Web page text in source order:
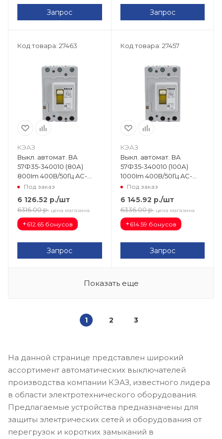
Запрос Запрос
Код товара: 27463
КЭАЗ
Выкл. автомат. ВА
57Ф35-340010 (80А)
800Im 400В/50Гц AC-
УХЛ3 109344
Под заказ
6 126.52 р./шт
6316.00 р. цена магазина
+612.65 бонусов
Запрос
Код товара: 27457
КЭАЗ
Выкл. автомат. ВА
57Ф35-340010 (100А)
1000Im 400В/50Гц AC-
УХЛ3 109286
Под заказ
6 145.92 р./шт
6336.00 р. цена магазина
+614.59 бонусов
Запрос
Показать еще
1 2 3
На данной странице представлен широкий
ассортимент автоматических выключателей
производства компании КЭАЗ, известного лидера
в области электротехнического оборудования.
Предлагаемые устройства предназначены для
защиты электрических сетей и оборудования от
перегрузок и коротких замыканий в